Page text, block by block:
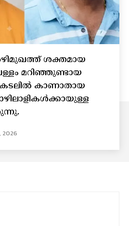
ശക്തമായ
മറിഞ്ഞുണ്ടായ
കാണാതായ
2026